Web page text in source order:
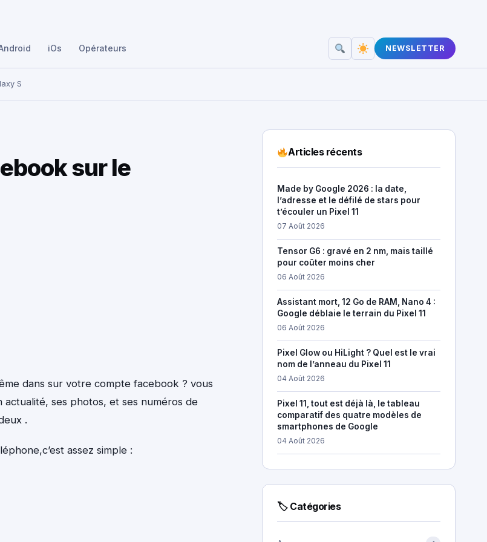
iOs Opérateurs NEWSLETTER
S
sur le
dans sur votre compte facebook ? vous
ses photos, et ses numéros de
.
assez simple :
Articles récents
Made by Google 2026 : la date,
l’adresse et le défilé de stars pour
t’écouler un Pixel 11
07 Août 2026
Tensor G6 : gravé en 2 nm, mais taillé
pour coûter moins cher
06 Août 2026
Assistant mort, 12 Go de RAM, Nano 4 :
Google déblaie le terrain du Pixel 11
06 Août 2026
Pixel Glow ou HiLight ? Quel est le vrai
nom de l’anneau du Pixel 11
04 Août 2026
Pixel 11, tout est déjà là, le tableau
comparatif des quatre modèles de
smartphones de Google
04 Août 2026
🏷 Catégories